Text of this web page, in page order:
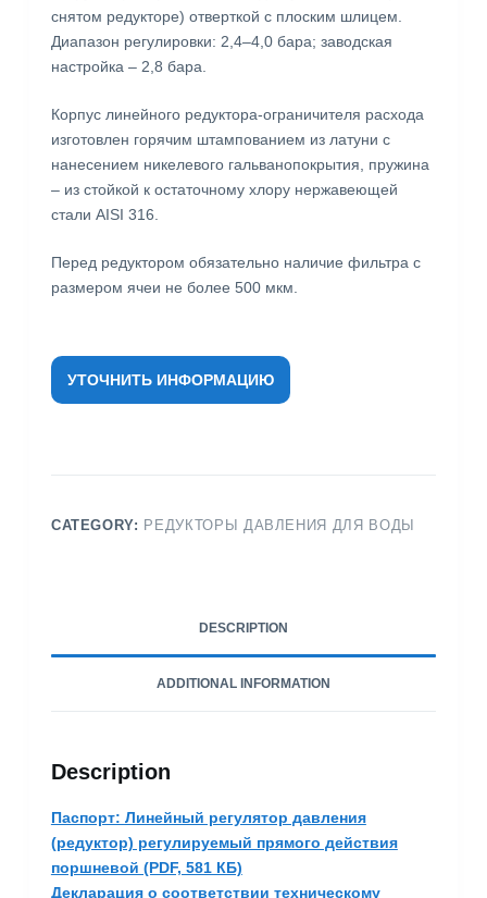
снятом редукторе) отверткой с плоским шлицем.
Диапазон регулировки: 2,4–4,0 бара; заводская
настройка – 2,8 бара.
Корпус линейного редуктора-ограничителя расхода
изготовлен горячим штампованием из латуни с
нанесением никелевого гальванопокрытия, пружина
– из стойкой к остаточному хлору нержавеющей
стали AISI 316.
Перед редуктором обязательно наличие фильтра с
размером ячеи не более 500 мкм.
УТОЧНИТЬ ИНФОРМАЦИЮ
CATEGORY: РЕДУКТОРЫ ДАВЛЕНИЯ ДЛЯ ВОДЫ
DESCRIPTION
ADDITIONAL INFORMATION
Description
Паспорт: Линейный регулятор давления
(редуктор) регулируемый прямого действия
поршневой (PDF, 581 КБ)
Декларация о соответствии техническому